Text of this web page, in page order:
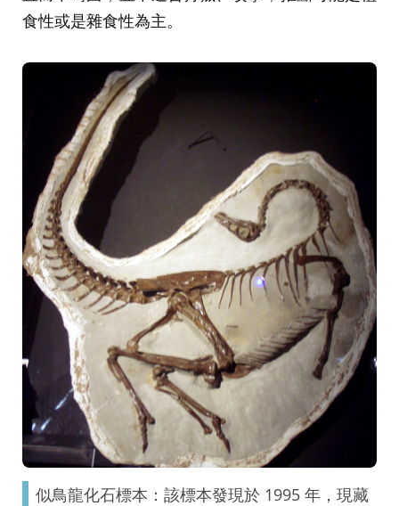
食性或是雜食性為主。
似鳥龍化石標本：該標本發現於 1995 年，現藏